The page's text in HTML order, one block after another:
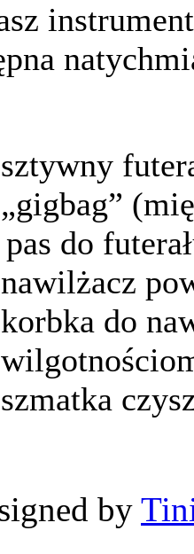
do
do
by